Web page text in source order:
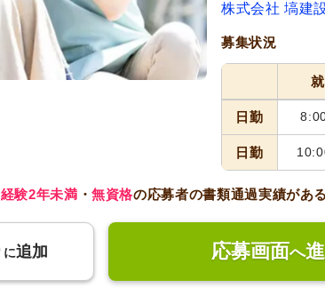
株式会社 塙建
募集状況
日勤
日勤
経験2年未満 ・無資格の応募者の書類通過実績があ
に追加 応募画面へ